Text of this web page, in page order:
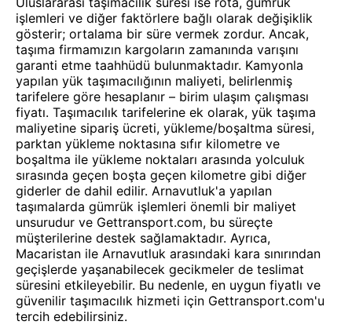
işlemleri ve diğer faktörlere bağlı olarak değişiklik
gösterir; ortalama bir süre vermek zordur. Ancak,
taşıma firmamızın kargoların zamanında varışını
garanti etme taahhüdü bulunmaktadır. Kamyonla
yapılan yük taşımacılığının maliyeti, belirlenmiş
tarifelere göre hesaplanır – birim ulaşım çalışması
fiyatı. Taşımacılık tarifelerine ek olarak, yük taşıma
maliyetine sipariş ücreti, yükleme/boşaltma süresi,
parktan yükleme noktasına sıfır kilometre ve
boşaltma ile yükleme noktaları arasında yolculuk
sırasında geçen boşta geçen kilometre gibi diğer
giderler de dahil edilir. Arnavutluk'a yapılan
taşımalarda gümrük işlemleri önemli bir maliyet
unsurudur ve Gettransport.com, bu süreçte
müşterilerine destek sağlamaktadır. Ayrıca,
Macaristan ile Arnavutluk arasındaki kara sınırından
geçişlerde yaşanabilecek gecikmeler de teslimat
süresini etkileyebilir. Bu nedenle, en uygun fiyatlı ve
güvenilir taşımacılık hizmeti için Gettransport.com'u
tercih edebilirsiniz.